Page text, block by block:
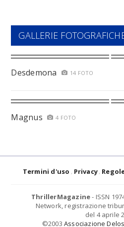
GALLERIE
Desdemona 14 FOTO
Magnus 4 FOTO
Termini d'uso Privacy
ThrillerMagazine- ISSN
Network, registrazione
del 4 aprile
©2003 Associazione